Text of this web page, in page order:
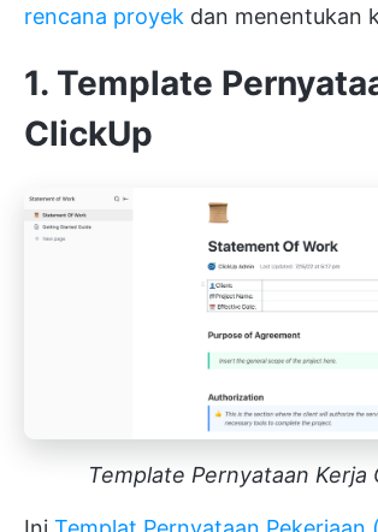
rencana proyek dan menentukan
1. Template
ClickUp
Template Pernyataan Kerja